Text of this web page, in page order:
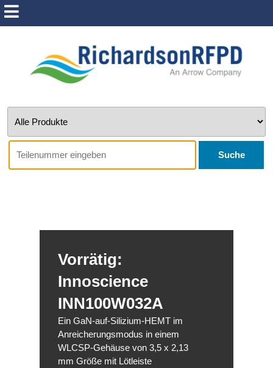
Suche
Vorrätig:
Innoscience
INN100W032A
Ein GaN-auf-Silizium-HEMT im
Anreicherungsmodus in einem
WLCSP-Gehäuse von 3,5 x 2,13
mm Größe mit Lötleiste